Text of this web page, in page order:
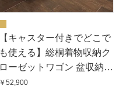
【キャスター付きでどこで
も使える】総桐着物収納ク
ローゼットワゴン 盆収納7
杯・高さ80.5cm
￥52,900